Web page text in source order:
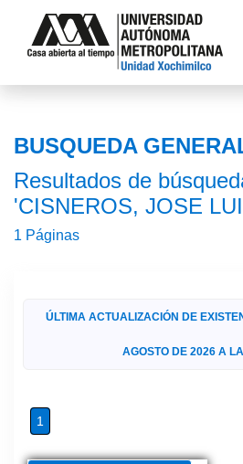
BUSQUEDA
Resultados de
'CISNEROS, JOSE
1 Páginas
ÚLTIMA ACTUALIZACIÓN DE
AGOSTO DE 2026 A
1